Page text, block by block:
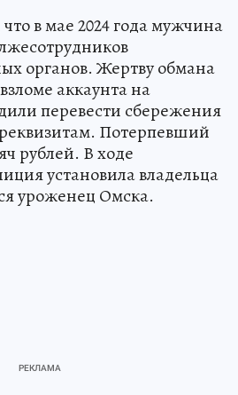
в мае 2024 года мужчина
органов. Жертву обмана
аккаунта на
перевести сбережения
Потерпевший
рублей. В ходе
установила владельца
уроженец Омска.